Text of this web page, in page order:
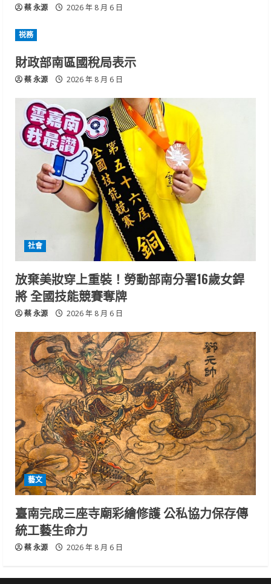
蔡 永源 2026 年 8 月 6 日
祱務
財政部南區國稅局表示
蔡 永源 2026 年 8 月 6 日
社會
放棄美妝穿上重裝！勞動部南分署16歲女銲
將 全國技能競賽奪牌
蔡 永源 2026 年 8 月 6 日
藝文
臺南完成三座寺廟彩繪修護 公私協力保存傳
統工藝生命力
蔡 永源 2026 年 8 月 6 日